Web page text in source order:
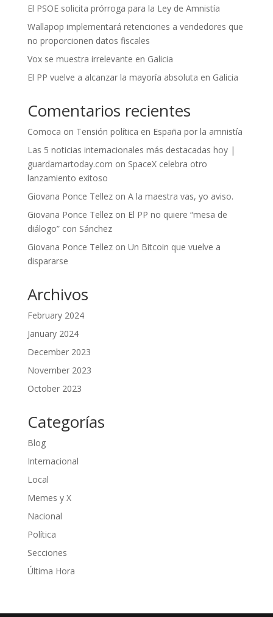
El PSOE solicita prórroga para la Ley de Amnistía
Wallapop implementará retenciones a vendedores que
no proporcionen datos fiscales
Vox se muestra irrelevante en Galicia
El PP vuelve a alcanzar la mayoría absoluta en Galicia
Comentarios recientes
Comoca on Tensión política en España por la amnistía
Las 5 noticias internacionales más destacadas hoy |
guardamartoday.com on SpaceX celebra otro
lanzamiento exitoso
Giovana Ponce Tellezon A la maestra vas, yo aviso.
Giovana Ponce Tellezon El PP no quiere “mesa de
diálogo” con Sánchez
Giovana Ponce Tellezon Un Bitcoin que vuelve a
dispararse
Archivos
February 2024
January 2024
December 2023
November 2023
October 2023
Categorías
Blog
Internacional
Local
Memes y X
Nacional
Política
Secciones
Última Hora